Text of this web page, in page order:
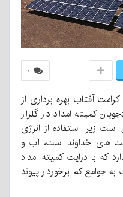
۰
آفتاب بهره برداری از
کمیته امداد در گلزار
زیرا استفاده از انرژی
های خداوند است، آب و
که با درایت کمیته امداد
جوامع کم برخوردار پیوند